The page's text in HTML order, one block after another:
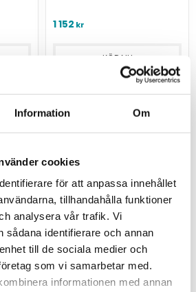
Information Om
cookies
för att anpassa innehållet
tillhandahålla funktioner
analysera vår trafik. Vi
sådana identifierare och annan
till de sociala medier och
som vi samarbetar med.
informationen med annan
1 152 kr
UHF49-D Scan
Antenna